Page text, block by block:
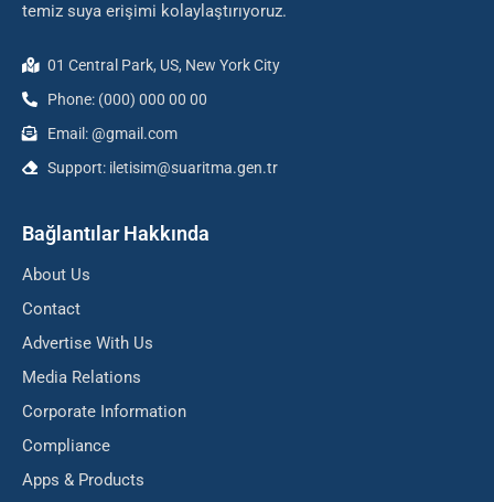
temiz suya erişimi kolaylaştırıyoruz.
01 Central Park, US, New York City
Phone: (000) 000 00 00
Email: @gmail.com
Support: iletisim@suaritma.gen.tr
Bağlantılar Hakkında
About Us
Contact
Advertise With Us
Media Relations
Corporate Information
Compliance
Apps & Products